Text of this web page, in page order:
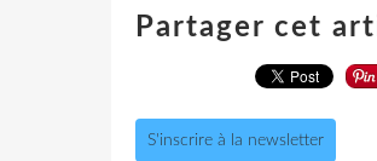
Partager cet
S'inscrire à la newsletter